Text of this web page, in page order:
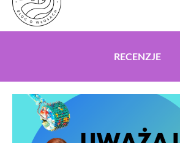
RECENZJE